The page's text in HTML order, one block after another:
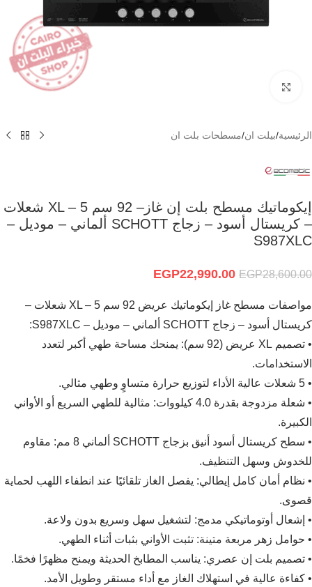
الرئيسية/بيلت ان/مسطحات بلت ان
إيكوماتيك مسطح بلت إن غاز– 92 سم XL – 5 شعلات
– كريستال أسود – زجاج SCHOTT ألماني – موديل –
S987XLC
EGP28,600.00
EGP22,990.00
مواصفات مسطح غاز إيكوماتيك عريض 92 سم XL – 5 شعلات –
كريستال أسود – زجاج SCHOTT ألماني – موديل – S987XLC:
• تصميم XL عريض (92 سم): يمنحك مساحة طهي أكبر لتعدد
الاستخدامات.
• 5 شعلات عالية الأداء لتوزيع حرارة متساوٍ وطهي مثالي.
• شعلة مزدوجة بقدرة 4.0 كيلووات: مثالية للطهي السريع أو الأواني
الكبيرة.
• سطح كريستال أسود أنيق بزجاج SCHOTT ألماني 8 مم: مقاوم
للخدوش وسهل التنظيف.
• نظام أمان كامل إيطالي: يفصل الغاز تلقائيًا عند انطفاء اللهب لحماية
قصوى.
• إشعال أوتوماتيكي مدمج: لتشغيل سهل وسريع بدون ولاعة.
• حوامل زهر مربعة متينة: تثبت الأواني بثبات أثناء الطهي.
• تصميم بلت إن عصري: يناسب المطابخ الحديثة ويمنح مظهرًا فخمًا.
• كفاءة عالية في استهلاك الغاز مع أداء مستقر وطويل الأمد.